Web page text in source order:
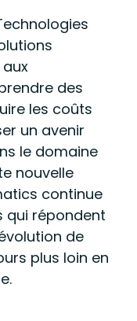
des
les coûts
un avenir
le domaine
nouvelle
continue
qui répondent
de
plus loin en